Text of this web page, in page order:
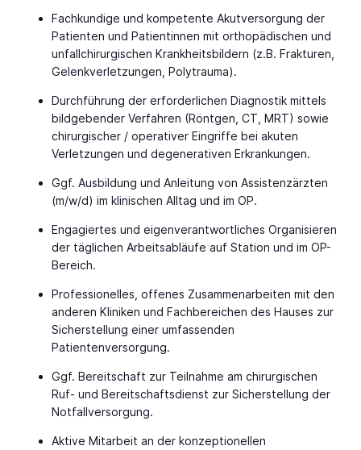
Fachkundige und kompetente Akutversorgung der
Patienten und Patientinnen mit orthopädischen und
unfallchirurgischen Krankheitsbildern (z.B. Frakturen,
Gelenkverletzungen, Polytrauma).
Durchführung der erforderlichen Diagnostik mittels
bildgebender Verfahren (Röntgen, CT, MRT) sowie
chirurgischer / operativer Eingriffe bei akuten
Verletzungen und degenerativen Erkrankungen.
Ggf. Ausbildung und Anleitung von Assistenzärzten
(m/w/d) im klinischen Alltag und im OP.
Engagiertes und eigenverantwortliches Organisieren
der täglichen Arbeitsabläufe auf Station und im OP-
Bereich.
Professionelles, offenes Zusammenarbeiten mit den
anderen Kliniken und Fachbereichen des Hauses zur
Sicherstellung einer umfassenden
Patientenversorgung.
Ggf. Bereitschaft zur Teilnahme am chirurgischen
Ruf- und Bereitschaftsdienst zur Sicherstellung der
Notfallversorgung.
Aktive Mitarbeit an der konzeptionellen